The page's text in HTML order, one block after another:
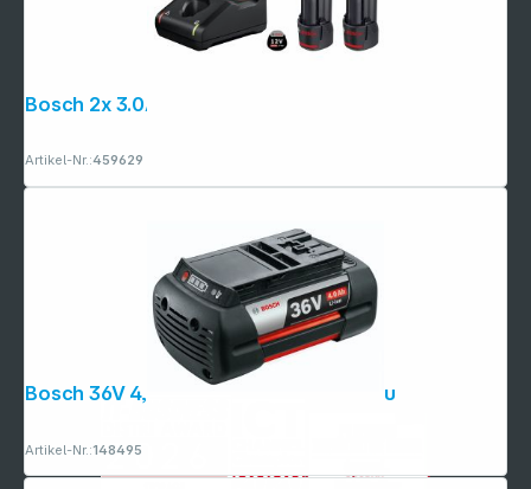
Artikel-Nr.:459629
Bosch 36V 4,0 AH LITHIUM-IONEN Akku
Artikel-Nr.:148495